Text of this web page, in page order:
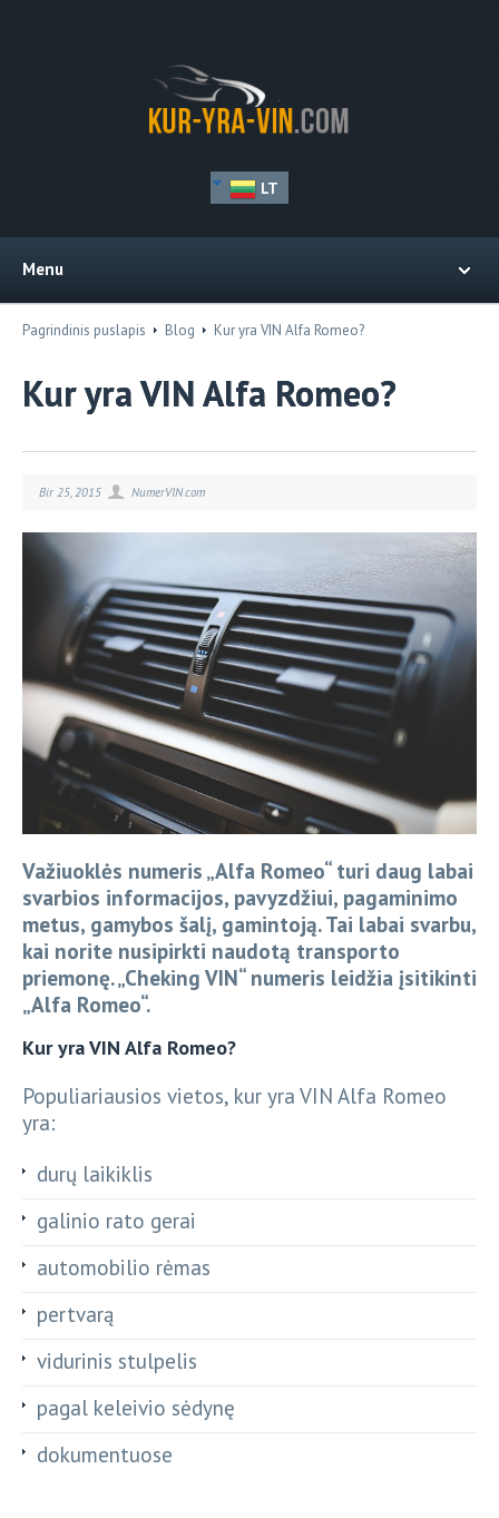
LT
Menu
Pagrindinis puslapis Blog Kur yra VIN Alfa Romeo?
Kur yra VIN Alfa Romeo?
Bir 25, 2015 NumerVIN.com
Važiuoklės numeris „Alfa Romeo“ turi daug labai
svarbios informacijos, pavyzdžiui, pagaminimo
metus, gamybos šalį, gamintoją. Tai labai svarbu,
kai norite nusipirkti naudotą transporto
priemonę. „Cheking VIN“ numeris leidžia įsitikinti
„Alfa Romeo“.
Kur yra VIN Alfa Romeo?
Populiariausios vietos, kur yra VIN Alfa Romeo
yra:
durų laikiklis
galinio rato gerai
automobilio rėmas
pertvarą
vidurinis stulpelis
pagal keleivio sėdynę
dokumentuose